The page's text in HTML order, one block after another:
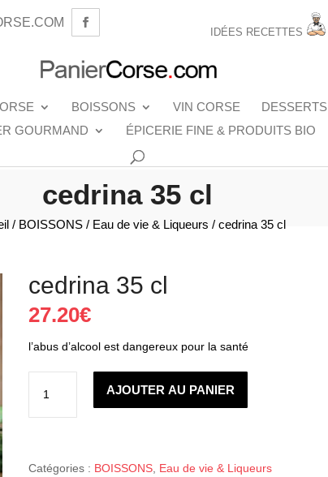
IDÉES RECETTES
BOISSONS VIN CORSE DESSERTS
GOURMAND ÉPICERIE FINE & PRODUITS BIO
cedrina 35 cl
/ BOISSONS/ Eau de vie & Liqueurs / cedrina 35 cl
cedrina 35 cl
27.20€
l’abus d’alcool est dangereux pour la santé
quantité
cedrina
cl
AJOUTER AU PANIER
Catégories : BOISSONS, Eau de vie & Liqueurs